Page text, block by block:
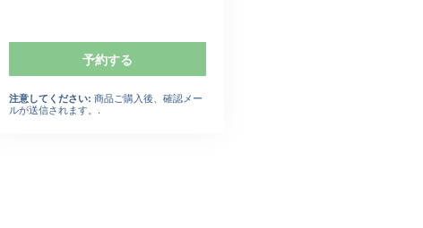
予約する
注意してください: 商品ご購入後、確認メー
ルが送信されます。.